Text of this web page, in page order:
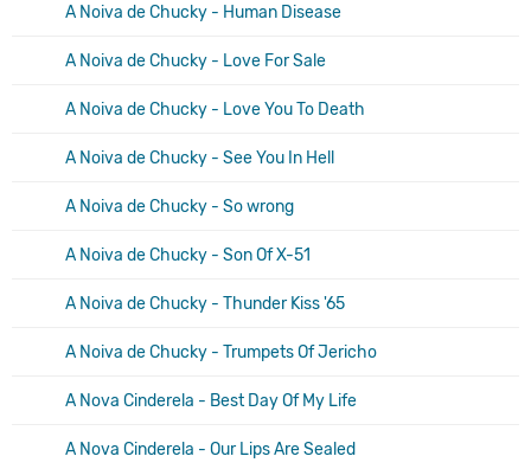
A Noiva de Chucky - Human Disease
A Noiva de Chucky - Love For Sale
A Noiva de Chucky - Love You To Death
A Noiva de Chucky - See You In Hell
A Noiva de Chucky - So wrong
A Noiva de Chucky - Son Of X-51
A Noiva de Chucky - Thunder Kiss '65
A Noiva de Chucky - Trumpets Of Jericho
A Nova Cinderela - Best Day Of My Life
A Nova Cinderela - Our Lips Are Sealed